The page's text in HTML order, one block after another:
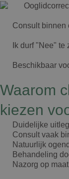
Consult binnen
Ik durf "Nee" te
Beschikbaar
Waarom
kiezen
Duidelijke
Consult vaak
Natuurlijk
Behandeling
Nazorg op